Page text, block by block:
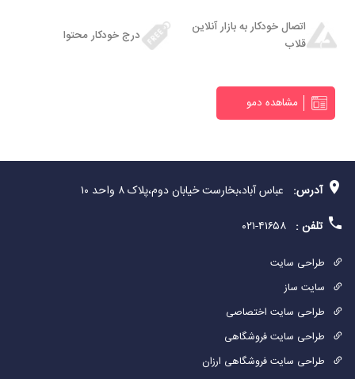
اتصال خودکار به بازار آنلاین
قلاب
درج خودکار محتوا
مشاهده دمو
آدرس: عباس آباد،بخارست خیابان دوم،پلاک ۸ واحد ۱۰
تلفن : ۴۱۶۵۸-۰۲۱
طراحی سایت
سایت ساز
طراحی سایت اختصاصی
طراحی سایت فروشگاهی
طراحی سایت فروشگاهی ارزان